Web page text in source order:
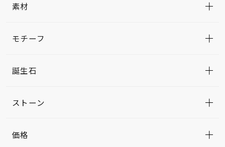
素材
モチーフ
誕生石
ストーン
価格